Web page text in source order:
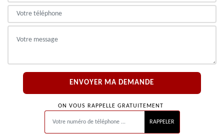
ON VOUS RAPPELLE GRATUITEMENT